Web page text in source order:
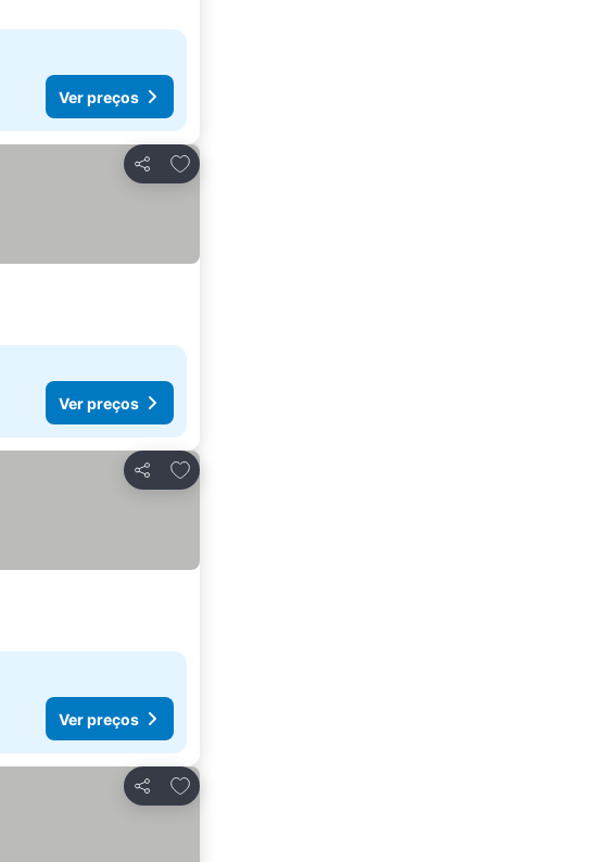
Ver preços
Partilhar
Adicionar aos favoritos
Ver preços
Partilhar
Adicionar aos favoritos
Ver preços
Partilhar
Adicionar aos favoritos